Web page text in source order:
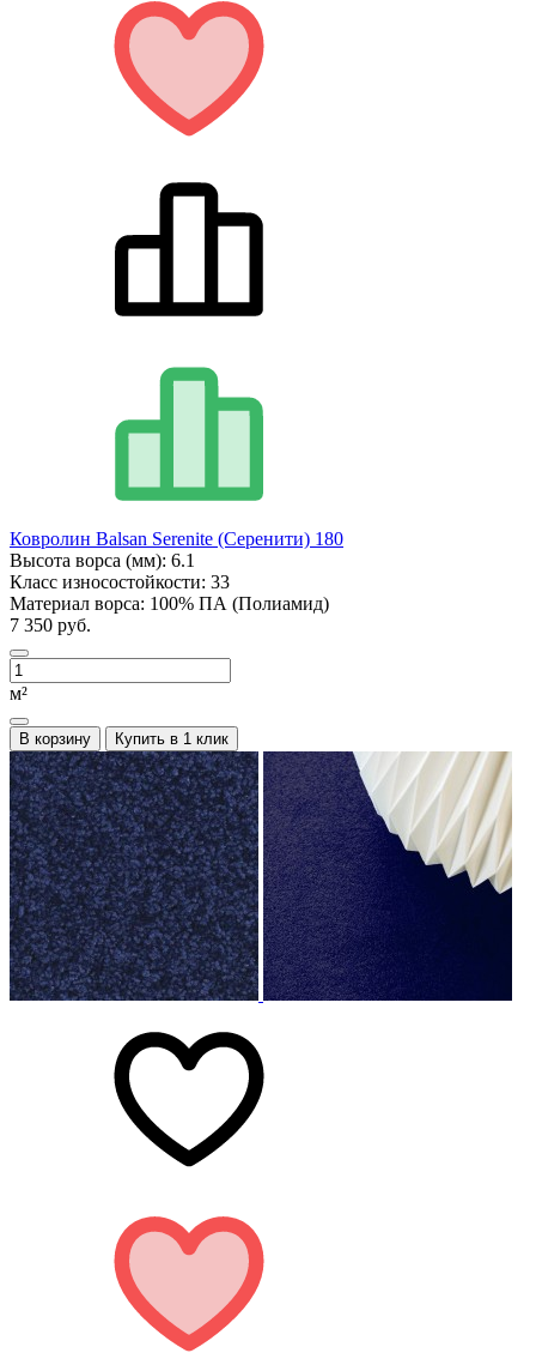
Ковролин Balsan Serenite (Серенити) 180
Высота ворса (мм): 6.1
Класс износостойкости: 33
Материал ворса: 100% ПА (Полиамид)
7 350 руб.
м²
В корзину Купить в 1 клик